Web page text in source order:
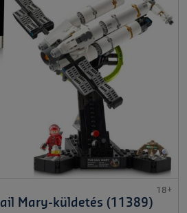
18+
Mary-küldetés (11389)